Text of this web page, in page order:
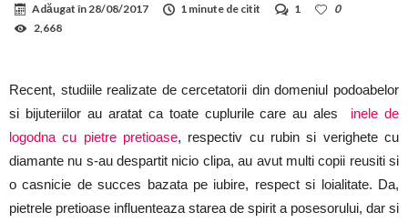
Adăugat în 28/08/2017 1 minute de citit 1
0
2,668
Recent, studiile realizate de cercetatorii din domeniul podoabelor
si bijuteriilor au aratat ca toate cuplurile care au ales inele de
logodna cu pietre pretioase, respectiv cu rubin si verighete cu
diamante nu s-au despartit nicio clipa, au avut multi copii reusiti si
o casnicie de succes bazata pe iubire, respect si loialitate. Da,
pietrele pretioase influenteaza starea de spirit a posesorului, dar si